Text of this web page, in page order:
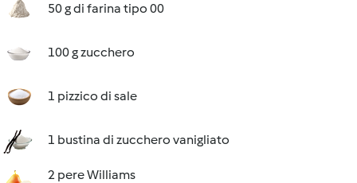
50 g di farina tipo 00
100 g zucchero
1 pizzico di sale
1 bustina di zucchero vanigliato
2 pere Williams